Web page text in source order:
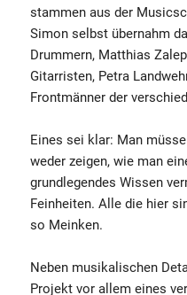
stammen aus der
Simon selbst übernahm
Drummern, Matthias
Gitarristen, Petra
Frontmänner der
Eines sei klar: Man
weder zeigen, wie man
grundlegendes Wissen
Feinheiten. Alle die hier
so Meinken.
Neben musikalischen
Projekt vor allem eines